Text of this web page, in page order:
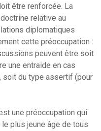
être renforcée. La
relative au
diplomatiques
cette préoccupation :
peuvent être soit
une entraide en cas
soit du type assertif (pour
une préoccupation qui
plus jeune âge de tous